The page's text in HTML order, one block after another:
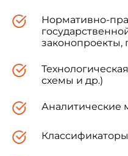
Нормативно-
законопроекты,
схемы и др.)
Аналитические